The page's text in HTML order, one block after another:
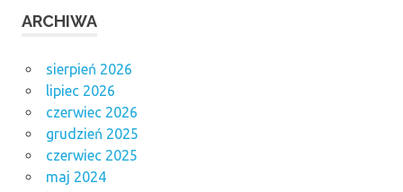
ARCHIWA
sierpień 2026
lipiec 2026
czerwiec 2026
grudzień 2025
czerwiec 2025
maj 2024